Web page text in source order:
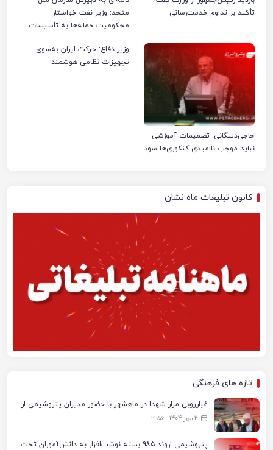
تأکید بر تداوم خدمت‌رسانی
متحد: وزیر نفت خواستار
محکومیت حمله‌ها به تأسیسات
حاجی‌دلیگانی: تصمیمات آموزشی
نباید موجب ناامیدی کنکوری‌ها شود
وزیر دفاع: حرکت ایران به‌سوی
تجهیزات نظامی هوشمند
کانون تبلیغات ماه نشان
تازه های فرهنگی
غبارروبی مزار شهدا در ماهشهر با حضور مدیران پتروشیمی اروند و مسئولان شهری
2 مهر 1404 - ۲۱:۵۶
پتروشیمی اروند ۹۸۵ بسته نوشت‌افزار به دانش‌آموزان تحت پوشش کمیته امداد بندرماهشهر اهدا کرد